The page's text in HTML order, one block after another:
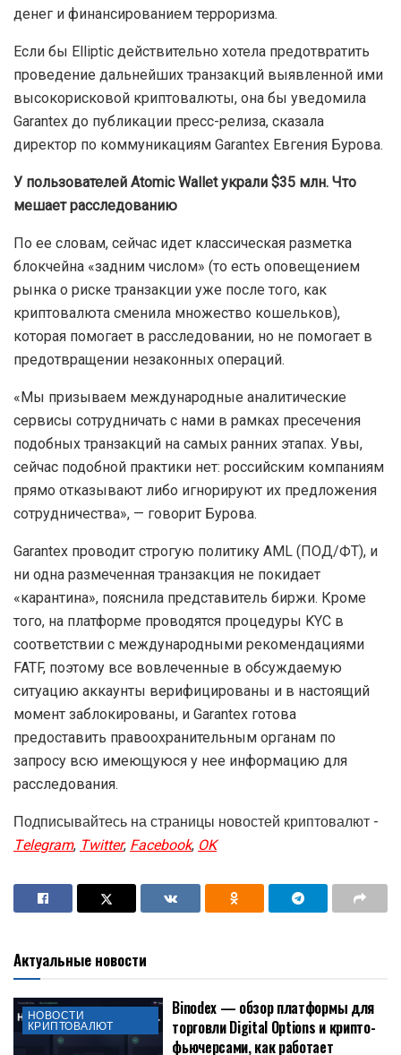
денег и финансированием терроризма.
Если бы Elliptic действительно хотела предотвратить
проведение дальнейших транзакций выявленной ими
высокорисковой криптовалюты, она бы уведомила
Garantex до публикации пресс-релиза, сказала
директор по коммуникациям Garantex Евгения Бурова.
У пользователей Atomic Wallet украли $35 млн. Что
мешает расследованию
По ее словам, сейчас идет классическая разметка
блокчейна «задним числом» (то есть оповещением
рынка о риске транзакции уже после того, как
криптовалюта сменила множество кошельков),
которая помогает в расследовании, но не помогает в
предотвращении незаконных операций.
«Мы призываем международные аналитические
сервисы сотрудничать с нами в рамках пресечения
подобных транзакций на самых ранних этапах. Увы,
сейчас подобной практики нет: российским компаниям
прямо отказывают либо игнорируют их предложения
сотрудничества», — говорит Бурова.
Garantex проводит строгую политику AML (ПОД/ФТ), и
ни одна размеченная транзакция не покидает
«карантина», пояснила представитель биржи. Кроме
того, на платформе проводятся процедуры KYC в
соответствии с международными рекомендациями
FATF, поэтому все вовлеченные в обсуждаемую
ситуацию аккаунты верифицированы и в настоящий
момент заблокированы, и Garantex готова
предоставить правоохранительным органам по
запросу всю имеющуюся у нее информацию для
расследования.
Подписывайтесь на страницы новостей криптовалют -
Telegram,Twitter,Facebook,OK
Актуальные новости
НОВОСТИ
КРИПТОВАЛЮТ
Binodex — обзор платформы для
торговли Digital Options и крипто-
фьючерсами, как работает